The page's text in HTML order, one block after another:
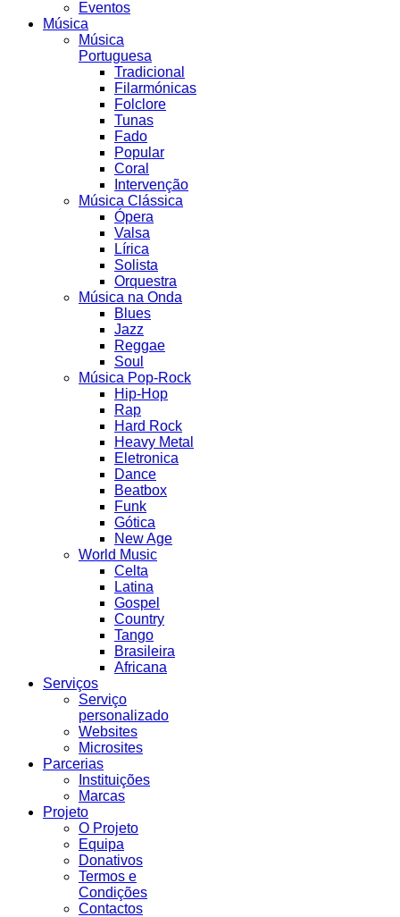
Eventos
Música
Música
Portuguesa
Tradicional
Filarmónicas
Folclore
Tunas
Fado
Popular
Coral
Intervenção
Música Clássica
Ópera
Valsa
Lírica
Solista
Orquestra
Música na Onda
Blues
Jazz
Reggae
Soul
Música Pop-Rock
Hip-Hop
Rap
Hard Rock
Heavy Metal
Eletronica
Dance
Beatbox
Funk
Gótica
New Age
World Music
Celta
Latina
Gospel
Country
Tango
Brasileira
Africana
Serviços
Serviço
personalizado
Websites
Microsites
Parcerias
Instituições
Marcas
Projeto
O Projeto
Equipa
Donativos
Termos e
Condições
Contactos